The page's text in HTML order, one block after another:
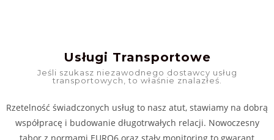
Usługi Transportowe
Jeśli szukasz niezawodnego dostawcy usług
transportowych, to właśnie znalazłeś.
Rzetelność świadczonych usług to nasz atut, stawiamy na dobrą
współpracę i budowanie długotrwałych relacji. Nowoczesny